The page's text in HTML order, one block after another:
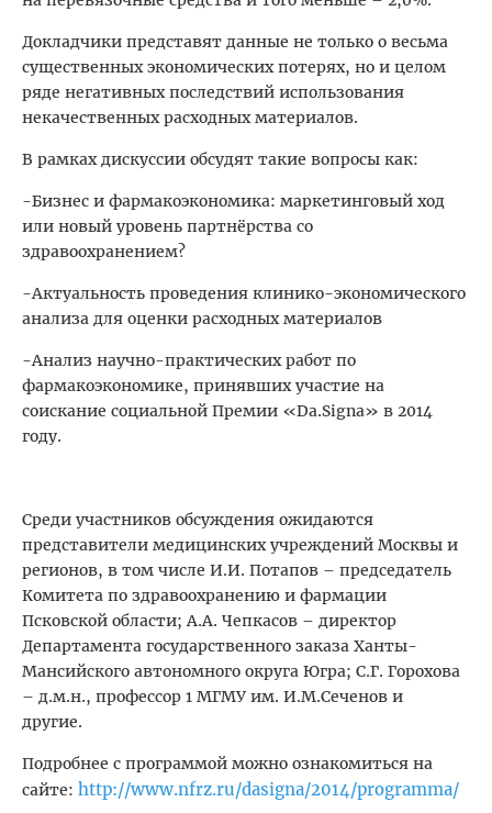
Докладчики представят данные не только о весьма
существенных экономических потерях, но и целом
ряде негативных последствий использования
некачественных расходных материалов.
В рамках дискуссии обсудят такие вопросы как:
-Бизнес и фармакоэкономика: маркетинговый ход
или новый уровень партнёрства со
здравоохранением?
-Актуальность проведения клинико-экономического
анализа для оценки расходных материалов
-Анализ научно-практических работ по
фармакоэкономике, принявших участие на
соискание социальной Премии «Da.Signa» в 2014
году.
Среди участников обсуждения ожидаются
представители медицинских учреждений Москвы и
регионов, в том числе И.И. Потапов – председатель
Комитета по здравоохранению и фармации
Псковской области; А.А. Чепкасов – директор
Департамента государственного заказа Ханты-
Мансийского автономного округа Югра; С.Г. Горохова
– д.м.н., профессор 1 МГМУ им. И.М.Сеченов и
другие.
Подробнее с программой можно ознакомиться на
сайте: http://www.nfrz.ru/dasigna/2014/programma/